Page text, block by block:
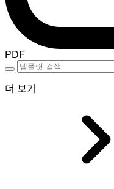
PDF
더 보기